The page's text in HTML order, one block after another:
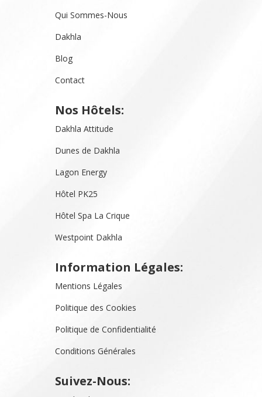
Qui Sommes-Nous
Dakhla
Blog
Contact
Nos Hôtels:
Dakhla Attitude
Dunes de Dakhla
Lagon Energy
Hôtel PK25
Hôtel Spa La Crique
Westpoint Dakhla
Information Légales:
Mentions Légales
Politique des Cookies
Politique de Confidentialité
Conditions Générales
Suivez-Nous: